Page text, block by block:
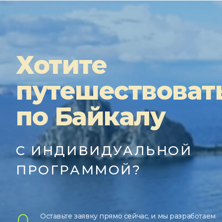
Хотите
по Байкалу
С ИНДИВИДУАЛЬНОЙ
ПРОГРАММОЙ?
Оставьте заявку прямо сейчас, и мы разработаем